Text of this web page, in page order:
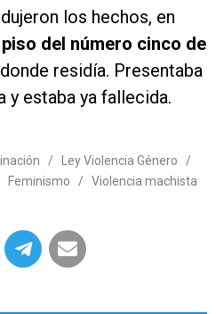
los hechos, en
del número cinco de
residía. Presentaba
y estaba ya fallecida.
/ Ley Violencia Género
/
Feminismo /
Violencia machista